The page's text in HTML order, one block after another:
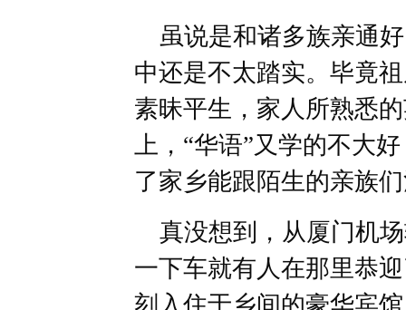
虽说是和诸多族亲通
中还是不太踏实。毕竟
素昧平生，家人所熟悉
上，“华语”又学的不大
了家乡能跟陌生的亲族
真没想到，从厦门机
一下车就有人在那里恭
刻入住于乡间的豪华宾